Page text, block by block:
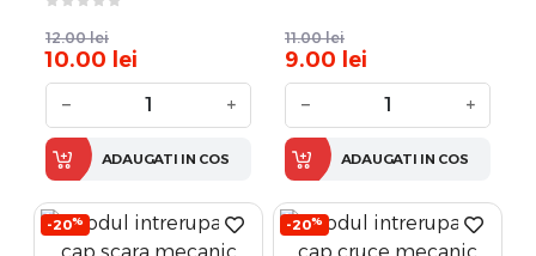
12.00 lei
10.00 lei
− +
ADAUGATI IN COS
11.00 lei
9.00 lei
− +
ADAUGATI IN COS
-20% -20%